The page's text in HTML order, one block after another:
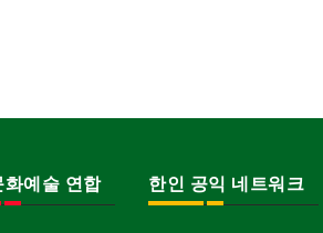
화예술 연합 한인 공익 네트워크